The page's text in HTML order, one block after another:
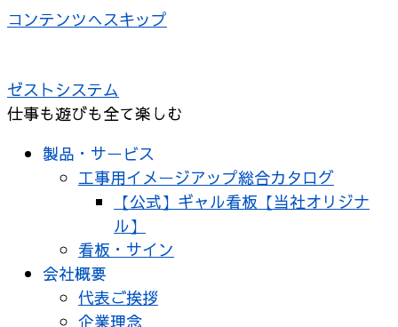
コンテンツへスキップ
ゼストシステム
仕事も遊びも全て楽しむ
製品・サービス
工事用イメージアップ総合カタログ
【公式】ギャル看板【当社オリジナ
ル】
看板・サイン
会社概要
代表ご挨拶
企業理念